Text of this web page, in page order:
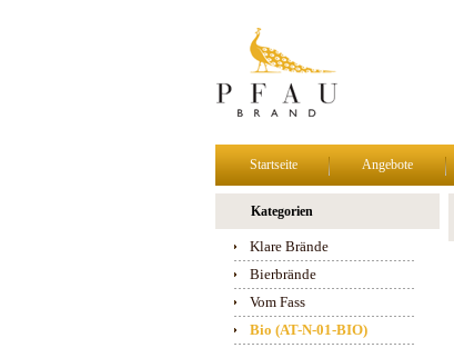
Startseite Angebote
Kategorien
Klare Brände
Bierbrände
Vom Fass
Bio (AT-N-01-BIO)